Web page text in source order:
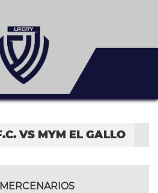
VS MYM EL GALLO
MERCENARIOS